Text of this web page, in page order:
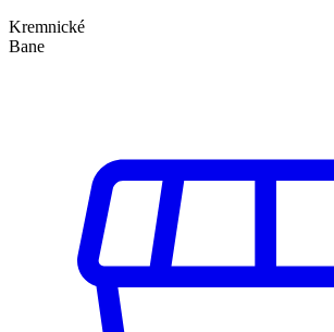
Kremnické
Bane